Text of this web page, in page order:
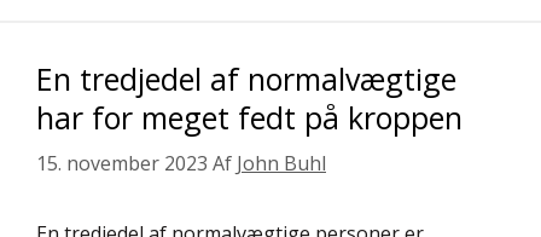
En tredjedel af normalvægtige
har for meget fedt på kroppen
15. november 2023 Af John Buhl